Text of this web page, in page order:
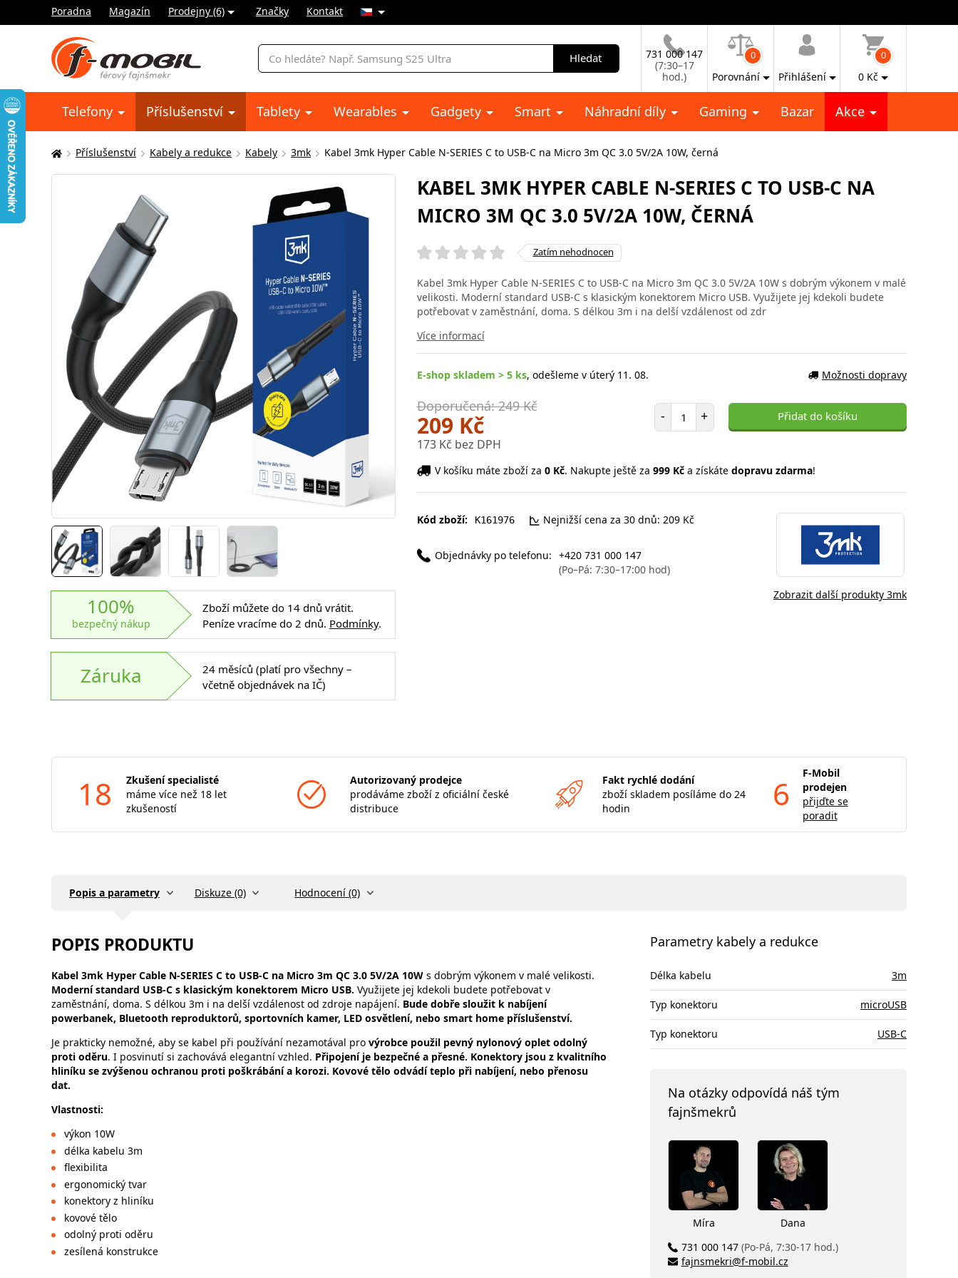
Poradna Magazín Prodejny (6) Značky Kontakt
Vyhledávání
Hledat
731 000 147
(7:30–17
hod.)
0
Porovnání Přihlášení
0
0 Kč
Telefony Příslušenství Tablety Wearables Gadgety Smart Náhradní díly Gaming Bazar Akce
Zde
se
Příslušenství Kabely a redukce Kabely 3mk Kabel 3mk Hyper Cable N-SERIES C to USB-C na Micro 3m QC 3.0 5V/2A 10W, černá
100%
bezpečný nákup
Zboží můžete do 14 dnů vrátit.
Peníze vracíme do 2 dnů. Podmínky.
Záruka
24 měsíců (platí pro všechny –
včetně objednávek na IČ)
KABEL 3MK HYPER CABLE N-SERIES C TO USB-C NA
MICRO 3M QC 3.0 5V/2A 10W, ČERNÁ
Zatím nehodnocen
Kabel 3mk Hyper Cable N-SERIES C to USB-C na Micro 3m QC 3.0 5V/2A 10W s dobrým výkonem v malé
velikosti. Moderní standard USB-C s klasickým konektorem Micro USB. Využijete jej kdekoli budete
potřebovat v zaměstnání, doma. S délkou 3m i na delší vzdálenost od zdr
Více informací
E-shop skladem > 5 ks, odešleme v úterý 11. 08. Možnosti dopravy
Doporučená: 249 Kč
209 Kč
173 Kč bez DPH
- Počet položek
+ Přidat do košíku
V košíku máte zboží za 0 Kč. Nakupte ještě za 999 Kča získáte dopravu zdarma!
Kód zboží: K161976 Nejnižší cena za 30 dnů: 209 Kč
Objednávky po telefonu: +420 731 000 147
(Po–Pá: 7:30–17:00 hod)
Zobrazit další produkty 3mk
18
Zkušení specialisté
máme více než 18 let
zkušeností
Autorizovaný prodejce
prodáváme zboží z oficiální české
distribuce
Fakt rychlé dodání
zboží skladem posíláme do 24
hodin
6
F-Mobil
prodejen
přijďte se
poradit
Popis a parametry Diskuze (0) Hodnocení (0)
POPIS PRODUKTU
Kabel 3mk Hyper Cable N-SERIES C to USB-C na Micro 3m QC 3.0 5V/2A 10W s dobrým výkonem v malé velikosti.
Moderní standard USB-C s klasickým konektorem Micro USB. Využijete jej kdekoli budete potřebovat v
zaměstnání, doma. S délkou 3m i na delší vzdálenost od zdroje napájení. Bude dobře sloužit k nabíjení
powerbanek, Bluetooth reproduktorů, sportovních kamer, LED osvětlení, nebo smart home příslušenství.
Je prakticky nemožné, aby se kabel při používání nezamotával pro výrobce použil pevný nylonový oplet odolný
proti oděru. I posvinutí si zachovává elegantní vzhled. Připojení je bezpečné a přesné. Konektory jsou z kvalitního
hliníku se zvýšenou ochranou proti poškrábání a korozi. Kovové tělo odvádí teplo při nabíjení, nebo přenosu
dat.
Vlastnosti:
výkon 10W
délka kabelu 3m
flexibilita
ergonomický tvar
konektory z hliníku
kovové tělo
odolný proti oděru
zesílená konstrukce
Parametry kabely a redukce
Délka kabelu 3m
Typ konektoru microUSB
Typ konektoru USB-C
Na otázky odpovídá náš tým
fajnšmekrů
Míra
Dana
731 000 147 (Po-Pá, 7:30-17 hod.)
fajnsmekri@f-mobil.cz